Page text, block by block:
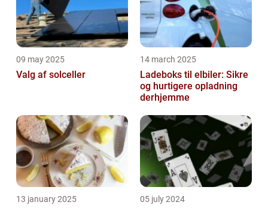
09 may 2025
Valg af solceller
14 march 2025
Ladeboks til elbiler: Sikre
og hurtigere opladning
derhjemme
13 january 2025 05 july 2024